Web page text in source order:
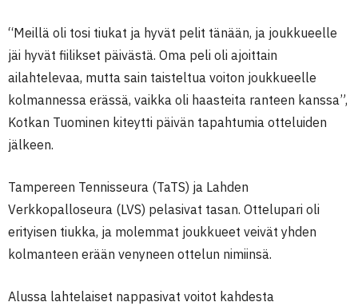
“Meillä oli tosi tiukat ja hyvät pelit tänään, ja joukkueelle
jäi hyvät fiilikset päivästä. Oma peli oli ajoittain
ailahtelevaa, mutta sain taisteltua voiton joukkueelle
kolmannessa erässä, vaikka oli haasteita ranteen kanssa”,
Kotkan Tuominen kiteytti päivän tapahtumia otteluiden
jälkeen.
Tampereen Tennisseura (TaTS) ja Lahden
Verkkopalloseura (LVS) pelasivat tasan. Ottelupari oli
erityisen tiukka, ja molemmat joukkueet veivät yhden
kolmanteen erään venyneen ottelun nimiinsä.
Alussa lahtelaiset nappasivat voitot kahdesta